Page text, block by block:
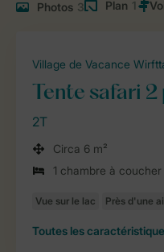
Photos 3 Plan 1
Village de Vacance
Tente safari
2T
Circa 6 m²
1 chambre à coucher
Toutes les